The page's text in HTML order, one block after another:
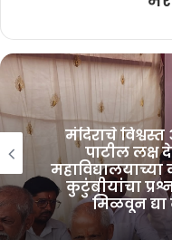
मंदिराच्या
होण्यासाठी